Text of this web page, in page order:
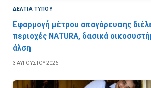
ΔΕΛΤΙΑ ΤΥΠΟΥ
Εφαρμογή μέτρου απαγόρευσης
περιοχές NATURA, δασικά
άλση
3 ΑΥΓΟΎΣΤΟΥ 2026